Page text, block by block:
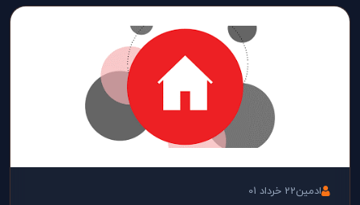
ادمین22 خرداد 01